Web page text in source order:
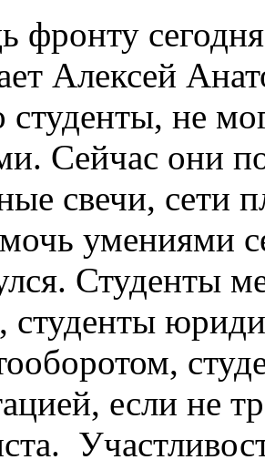
Алексей
студенты, не
Сейчас они
свечи, сети
умениями
Студенты
студенты
если не